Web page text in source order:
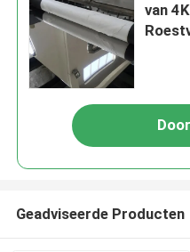
van
Geadviseerde Producten